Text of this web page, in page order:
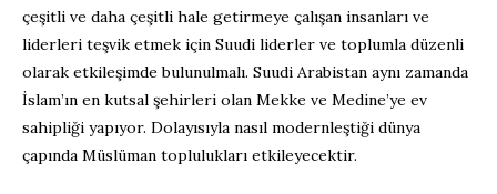
çeşitli ve daha çeşitli hale getirmeye çalışan insanları ve
liderleri teşvik etmek için Suudi liderler ve toplumla düzenli
olarak etkileşimde bulunulmalı. Suudi Arabistan aynı zamanda
İslam’ın en kutsal şehirleri olan Mekke ve Medine’ye ev
sahipliği yapıyor. Dolayısıyla nasıl modernleştiği dünya
çapında Müslüman toplulukları etkileyecektir.